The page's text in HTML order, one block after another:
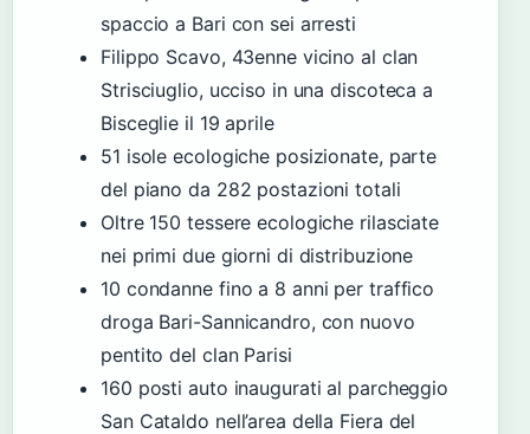
spaccio a Bari con sei arresti
Filippo Scavo, 43enne vicino al clan
Strisciuglio, ucciso in una discoteca a
Bisceglie il 19 aprile
51 isole ecologiche posizionate, parte
del piano da 282 postazioni totali
Oltre 150 tessere ecologiche rilasciate
nei primi due giorni di distribuzione
10 condanne fino a 8 anni per traffico
droga Bari-Sannicandro, con nuovo
pentito del clan Parisi
160 posti auto inaugurati al parcheggio
San Cataldo nell’area della Fiera del